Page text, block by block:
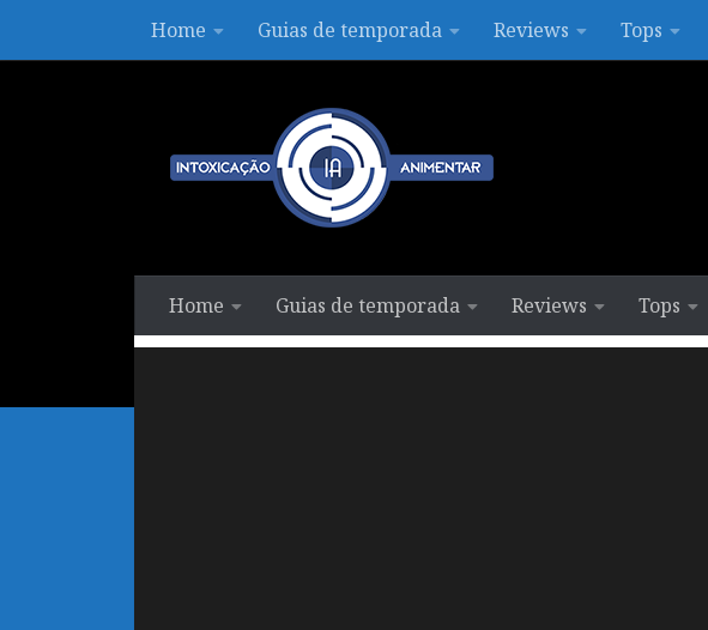
Skip to contentHome Guias de temporada Reviews Tops
Home Guias de temporada Reviews Tops